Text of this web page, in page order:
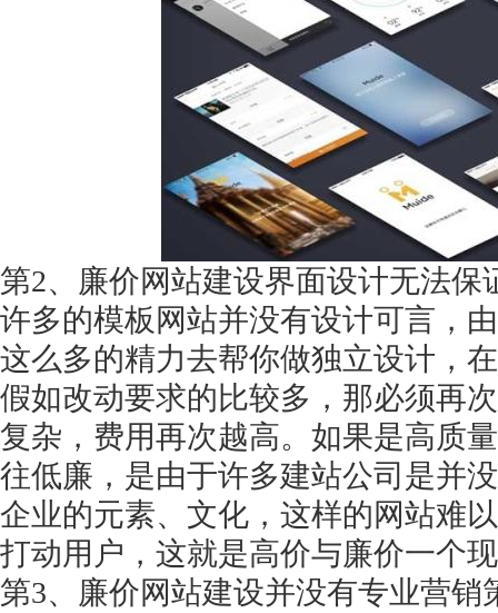
第2、廉价网站建设界面设计无法保
许多的模板网站并没有设计可言，
这么多的精力去帮你做独立设计，
假如改动要求的比较多，那必须再
复杂，费用再次越高。如果是高质
往低廉，是由于许多建站公司是并
企业的元素、文化，这样的网站难
打动用户，这就是高价与廉价一个
第3、廉价网站建设并没有专业营销
获得产品报价方案
1万个想法不如1次的方案落地
扫码添加[商务总监]沟通方案
扫码沟通